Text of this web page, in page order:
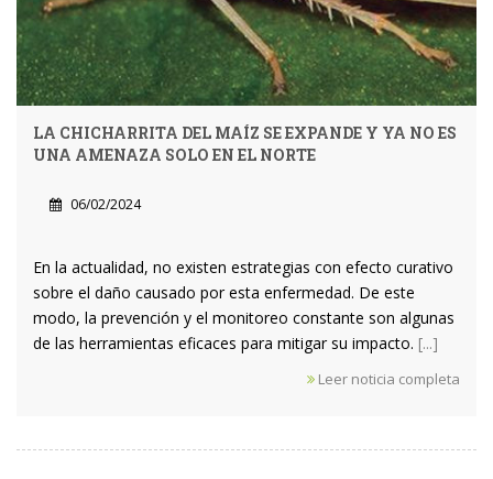
LA CHICHARRITA DEL MAÍZ SE EXPANDE Y YA NO ES
UNA AMENAZA SOLO EN EL NORTE
06/02/2024
En la actualidad, no existen estrategias con efecto curativo
sobre el daño causado por esta enfermedad. De este
modo, la prevención y el monitoreo constante son algunas
de las herramientas eficaces para mitigar su impacto. [...]
Leer noticia completa